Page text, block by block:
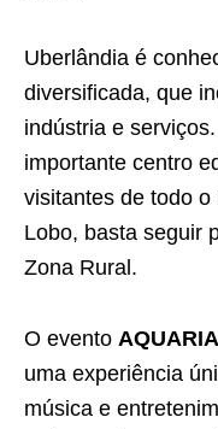
Uberlândia é
diversificada, que
indústria e
importante centro
visitantes de todo
Lobo, basta seguir
Zona Rural.
O evento
uma experiência
música e